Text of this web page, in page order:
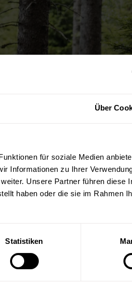
Über
für soziale Medien
Informationen zu Ihrer
Unsere Partner führen diese
haben oder die sie im Rahmen
Statistiken